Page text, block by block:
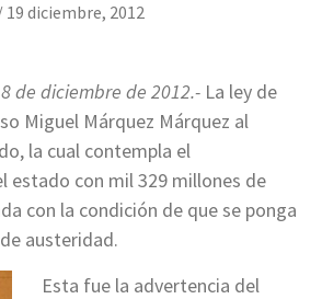
19 diciembre, 2012
de diciembre de 2012.- La ley de
Miguel Márquez Márquez al
la cual contempla el
estado con mil 329 millones de
con la condición de que se ponga
austeridad.
Esta fue la advertencia del